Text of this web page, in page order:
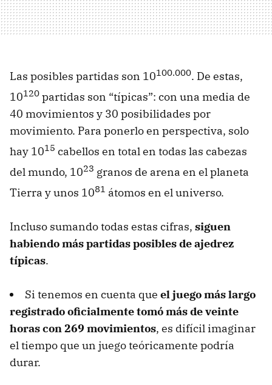
Las posibles partidas son 10100.000. De estas,
10120 partidas son “típicas”: con una media de
40 movimientos y 30 posibilidades por
movimiento. Para ponerlo en perspectiva, solo
hay 1015 cabellos en total en todas las cabezas
del mundo, 1023 granos de arena en el planeta
Tierra y unos 1081 átomos en el universo.
Incluso sumando todas estas cifras, siguen
habiendo más partidas posibles de ajedrez
típicas.
Si tenemos en cuenta que el juego más largo
registrado oficialmente tomó más de veinte
horas con 269 movimientos, es difícil imaginar
el tiempo que un juego teóricamente podría
durar.